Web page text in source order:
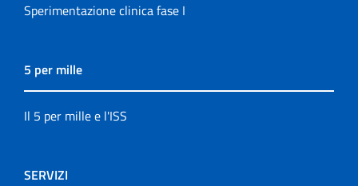
Sperimentazione clinica fase I
5 per mille
Il 5 per mille e l'ISS
SERVIZI